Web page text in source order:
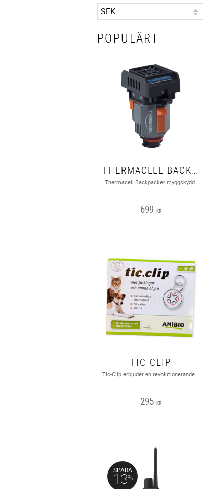
POPULÄRT
THERMACELL BACKPACKER
Thermacell Backpacker myggskydd.
699 KR
TIC-CLIP
295 KR
SPARA
13%